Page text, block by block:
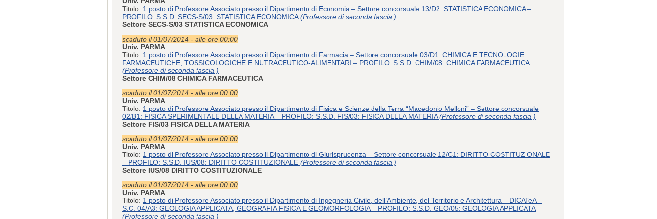
Titolo: 1 posto di Professore Associato presso il Dipartimento di Economia – Settore concorsuale 13/D2: STATISTICA ECONOMICA –
PROFILO: S.S.D. SECS-S/03: STATISTICA ECONOMICA(Professore di seconda fascia )
Settore SECS-S/03 STATISTICA ECONOMICA
scaduto il 01/07/2014 - alle ore 00:00
Univ. PARMA
Titolo: 1 posto di Professore Associato presso il Dipartimento di Farmacia – Settore concorsuale 03/D1: CHIMICA E TECNOLOGIE
FARMACEUTICHE, TOSSICOLOGICHE E NUTRACEUTICO-ALIMENTARI – PROFILO: S.S.D. CHIM/08: CHIMICA FARMACEUTICA
(Professore di seconda fascia )
Settore CHIM/08 CHIMICA FARMACEUTICA
scaduto il 01/07/2014 - alle ore 00:00
Univ. PARMA
Titolo: 1 posto di Professore Associato presso il Dipartimento di Fisica e Scienze della Terra “Macedonio Melloni” – Settore concorsuale
02/B1: FISICA SPERIMENTALE DELLA MATERIA – PROFILO: S.S.D. FIS/03: FISICA DELLA MATERIA(Professore di seconda fascia )
Settore FIS/03 FISICA DELLA MATERIA
scaduto il 01/07/2014 - alle ore 00:00
Univ. PARMA
Titolo: 1 posto di Professore Associato presso il Dipartimento di Giurisprudenza – Settore concorsuale 12/C1: DIRITTO COSTITUZIONALE
– PROFILO: S.S.D. IUS/08: DIRITTO COSTITUZIONALE (Professore di seconda fascia )
Settore IUS/08 DIRITTO COSTITUZIONALE
scaduto il 01/07/2014 - alle ore 00:00
Univ. PARMA
Titolo: 1 posto di Professore Associato presso il Dipartimento di Ingegneria Civile, dell’Ambiente, del Territorio e Architettura – DICATeA –
S.C. 04/A3: GEOLOGIA APPLICATA, GEOGRAFIA FISICA E GEOMORFOLOGIA – PROFILO: S.S.D. GEO/05: GEOLOGIA APPLICATA
(Professore di seconda fascia )